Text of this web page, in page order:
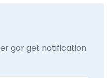
gor get notification